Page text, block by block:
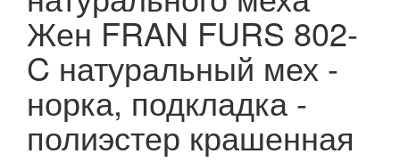
Жен FRAN FURS 802-
C натуральный мех -
норка, подкладка -
полиэстер крашенная